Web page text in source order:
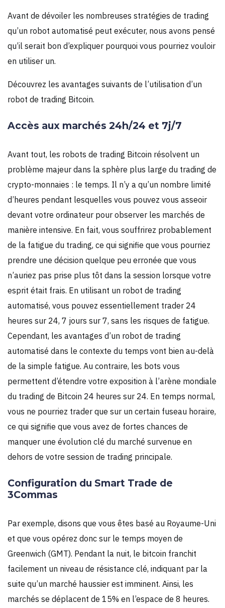
Avant de dévoiler les nombreuses stratégies de trading
qu’un robot automatisé peut exécuter, nous avons pensé
qu’il serait bon d’expliquer pourquoi vous pourriez vouloir
en utiliser un.
Découvrez les avantages suivants de l’utilisation d’un
robot de trading Bitcoin.
Accès aux marchés 24h/24 et 7j/7
Avant tout, les robots de trading Bitcoin résolvent un
problème majeur dans la sphère plus large du trading de
crypto-monnaies : le temps. Il n’y a qu’un nombre limité
d’heures pendant lesquelles vous pouvez vous asseoir
devant votre ordinateur pour observer les marchés de
manière intensive. En fait, vous souffrirez probablement
de la fatigue du trading, ce qui signifie que vous pourriez
prendre une décision quelque peu erronée que vous
n’auriez pas prise plus tôt dans la session lorsque votre
esprit était frais. En utilisant un robot de trading
automatisé, vous pouvez essentiellement trader 24
heures sur 24, 7 jours sur 7, sans les risques de fatigue.
Cependant, les avantages d’un robot de trading
automatisé dans le contexte du temps vont bien au-delà
de la simple fatigue. Au contraire, les bots vous
permettent d’étendre votre exposition à l’arène mondiale
du trading de Bitcoin 24 heures sur 24. En temps normal,
vous ne pourriez trader que sur un certain fuseau horaire,
ce qui signifie que vous avez de fortes chances de
manquer une évolution clé du marché survenue en
dehors de votre session de trading principale.
Configuration du Smart Trade de
3Commas
Par exemple, disons que vous êtes basé au Royaume-Uni
et que vous opérez donc sur le temps moyen de
Greenwich (GMT). Pendant la nuit, le bitcoin franchit
facilement un niveau de résistance clé, indiquant par la
suite qu’un marché haussier est imminent. Ainsi, les
marchés se déplacent de 15% en l’espace de 8 heures.